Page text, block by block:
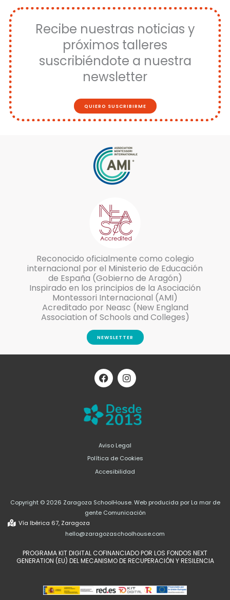
o r
m
Recibe nuestras noticias y
próximos talleres
suscribiéndote a nuestra
newsletter
QUIERO SUSCRIBIRME
Reconocido oficialmente como colegio
internacional por el Ministerio de Educación
de España (Gobierno de Aragón)
Inspirado en los principios de la Asociación
Montessori Internacional (AMI)
Acreditado por Neasc (New England
Association of Schools and Colleges)
NEWSLETTER
Aviso Legal
Política de Cookies
Accesibilidad
F
a
c
b
o
o
I
n
s
a
g
r
m
Copyright © 2026 Zaragoza SchoolHouse. Web producida por La mar de
gente Comunicación
Vía Ibérica 67, Zaragoza
hello@zaragozaschoolhouse.com
PROGRAMA KIT DIGITAL COFINANCIADO POR LOS FONDOS NEXT
GENERATION (EU) DEL MECANISMO DE RECUPERACIÓN Y RESILENCIA